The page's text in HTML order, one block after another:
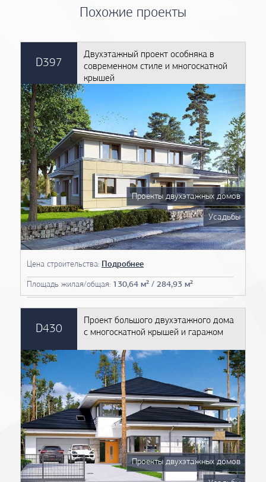
Похожие проекты
D397
Двухэтажный проект особняка в
современном стиле и многоскатной
крышей
Цена строительства: Подробнее
Площадь жилая/общая: 130,64 м² / 284,93 м²
Проекты двухэтажных домов
Усадьбы
D430
Проект большого двухэтажного дома
с многоскатной крышей и гаражом
Проекты двухэтажных домов